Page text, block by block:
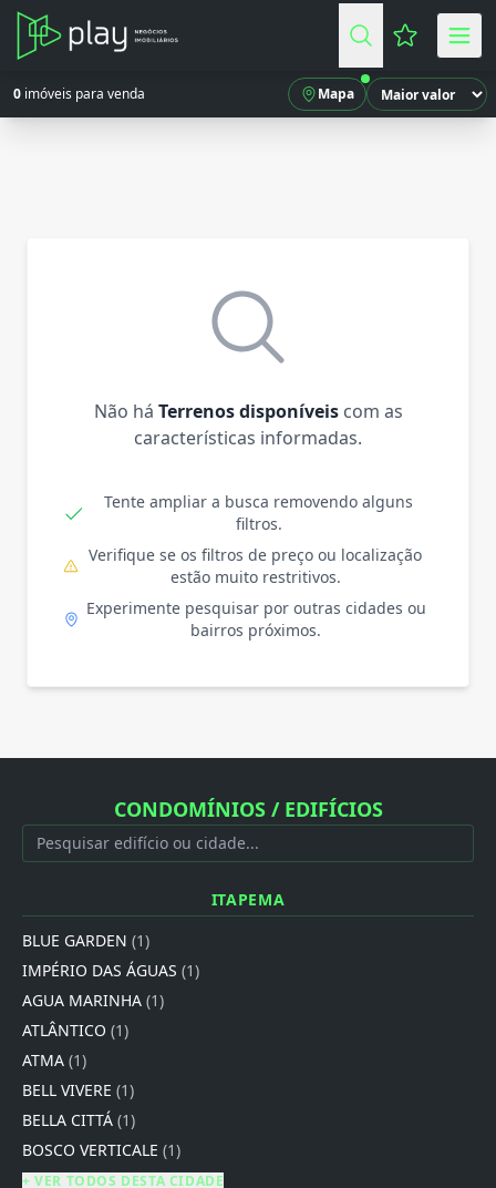
Favoritos
0 imóveis para venda Mapa
Não há Terrenos disponíveiscom as
características informadas.
Tente ampliar a busca removendo alguns
filtros.
Verifique se os filtros de preço ou localização
estão muito restritivos.
Experimente pesquisar por outras cidades ou
bairros próximos.
CONDOMÍNIOS / EDIFÍCIOS
ITAPEMA
BLUE GARDEN (1)
IMPÉRIO DAS ÁGUAS (1)
AGUA MARINHA (1)
ATLÂNTICO (1)
ATMA (1)
BELL VIVERE (1)
BELLA CITTÁ (1)
BOSCO VERTICALE (1)
+ VER TODOS DESTA CIDADE